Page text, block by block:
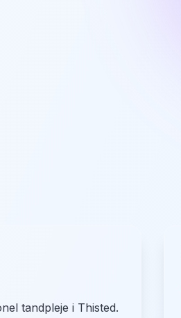
tandpleje i Thisted.